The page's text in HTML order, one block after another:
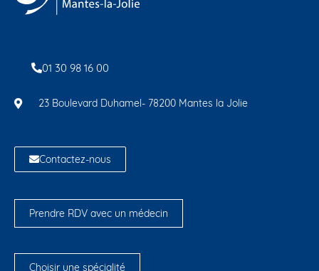
01 30 98 16 00
23 Boulevard Duhamel- 78200 Mantes la Jolie
Contactez-nous
Prendre RDV avec un médecin
Choisir une spécialité